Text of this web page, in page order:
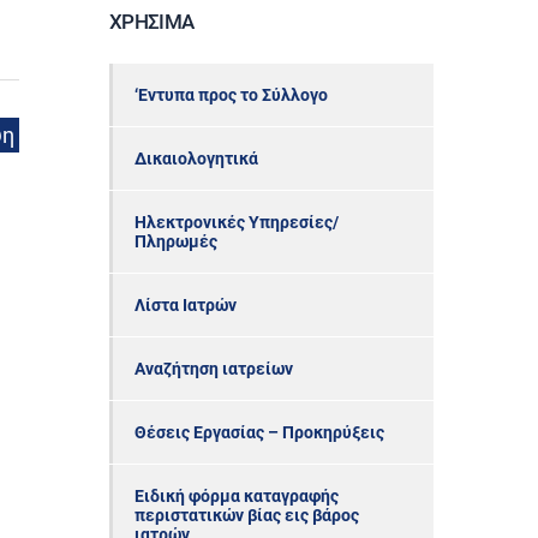
ΧΡΉΣΙΜΑ
‘Εντυπα προς το Σύλλογο
Δικαιολογητικά
Ηλεκτρονικές Υπηρεσίες/
Πληρωμές
Λίστα Ιατρών
Αναζήτηση ιατρείων
Θέσεις Εργασίας – Προκηρύξεις
Ειδική φόρμα καταγραφής
περιστατικών βίας εις βάρος